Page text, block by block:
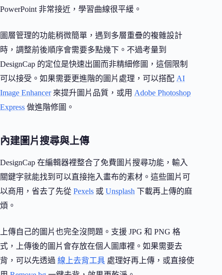
PowerPoint 非常接近，學習曲線很平緩。
圖層管理的功能稍微簡單，遇到多層重疊的複雜設計
時，調整前後順序會需要多點幾下。不過考量到
DesignCap 的定位是快速出圖而非精細修圖，這個限制
可以接受。如果需要更進階的圖片處理，可以搭配 AI
Image Enhancer來提升圖片品質，或用 Adobe Photoshop
Express 做進階修圖。
內建圖片搜尋與上傳
DesignCap 在編輯器裡整合了免費圖片搜尋功能，輸入
關鍵字就能找到可以直接拖入畫布的素材。這些圖片可
以商用，省去了先從 Pexels 或 Unsplash 下載再上傳的麻
煩。
上傳自己的圖片也完全沒問題。支援 JPG 和 PNG 格
式，上傳後的圖片會存放在個人圖庫裡。如果需要去
背，可以先透過 線上去背工具 處理好再上傳，或直接使